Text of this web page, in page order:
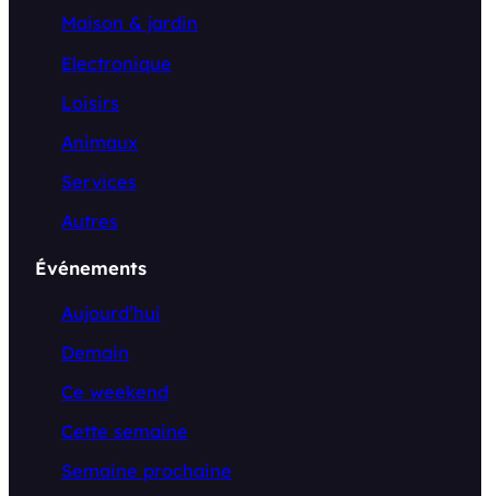
Maison & jardin
Electronique
Loisirs
Animaux
Services
Autres
Événements
Aujourd’hui
Demain
Ce weekend
Cette semaine
Semaine prochaine